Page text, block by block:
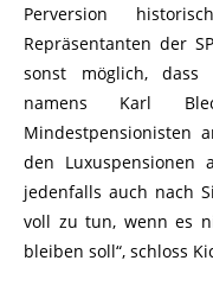
Perversion
Repräsentanten der
sonst möglich, dass
namens Karl
Mindestpensionisten
den
jedenfalls auch nach
voll zu tun, wenn es
bleiben soll“, schloss